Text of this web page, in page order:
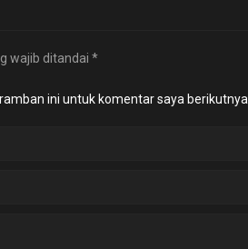
wajib ditandai *
ini untuk komentar saya berikutnya.